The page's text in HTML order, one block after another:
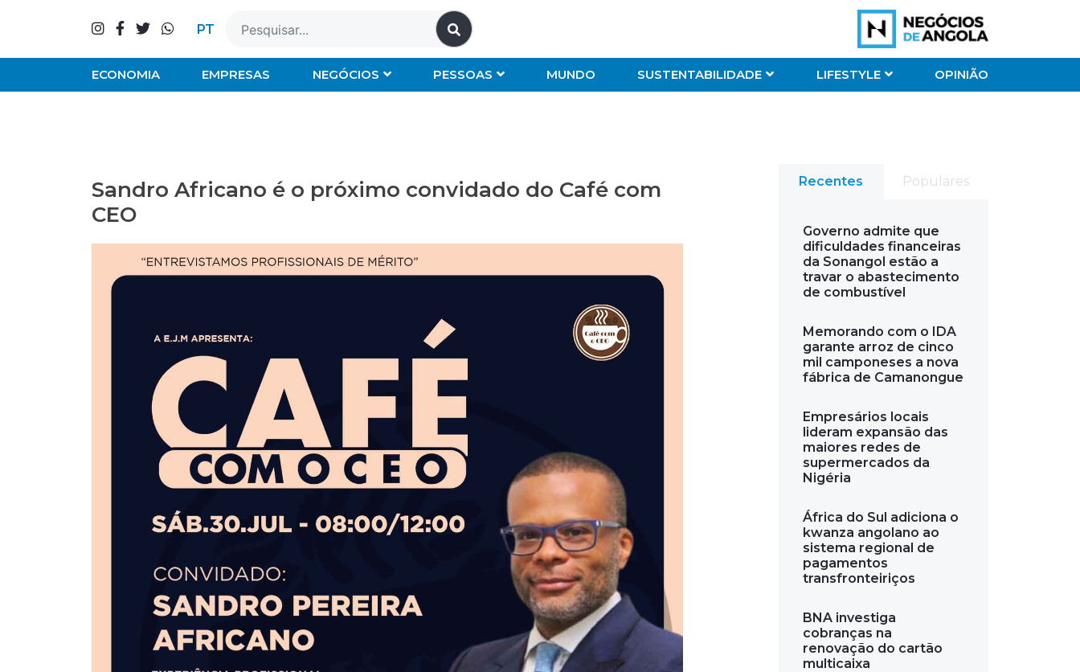
PT
ECONOMIA EMPRESAS NEGÓCIOS PESSOAS MUNDO SUSTENTABILIDADE LIFESTYLE OPINIÃO
Sandro Africano é o próximo convidado do Café com
CEO
Recentes Populares
Governo admite que
dificuldades financeiras
da Sonangol estão a
travar o abastecimento
de combustível
Memorando com o IDA
garante arroz de cinco
mil camponeses a nova
fábrica de Camanongue
Empresários locais
lideram expansão das
maiores redes de
supermercados da
Nigéria
África do Sul adiciona o
kwanza angolano ao
sistema regional de
pagamentos
transfronteiriços
BNA investiga
cobranças na
renovação do cartão
multicaixa